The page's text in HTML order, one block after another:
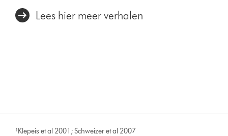
Lees hier meer verhalen
¹Klepeis et al 2001; Schweizer et al 2007